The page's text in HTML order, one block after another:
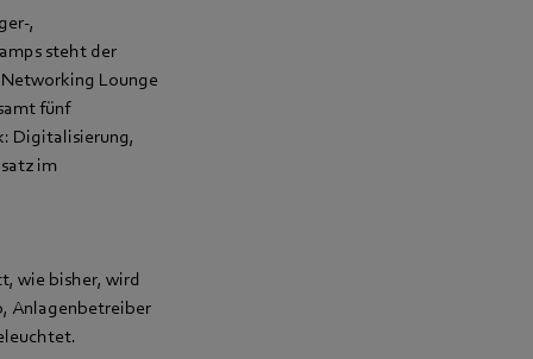
,
steht der
Networking Lounge
fünf
Digitalisierung,
im
wie bisher, wird
Anlagenbetreiber